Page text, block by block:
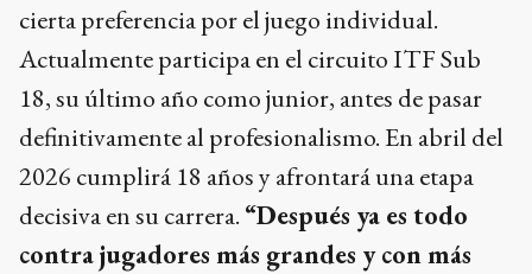
cierta preferencia por el juego individual.
Actualmente participa en el circuito ITF Sub
18, su último año como junior, antes de pasar
definitivamente al profesionalismo. En abril del
2026 cumplirá 18 años y afrontará una etapa
decisiva en su carrera. “Después ya es todo
contra jugadores más grandes y con más